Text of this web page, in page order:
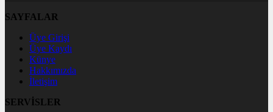
SAYFALAR
Üye Girişi
Üye Kaydı
Künye
Hakkımızda
İletişim
SERVİSLER